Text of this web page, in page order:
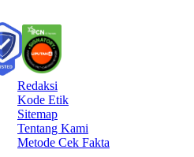
Redaksi
Kode Etik
Sitemap
Tentang Kami
Metode Cek Fakta